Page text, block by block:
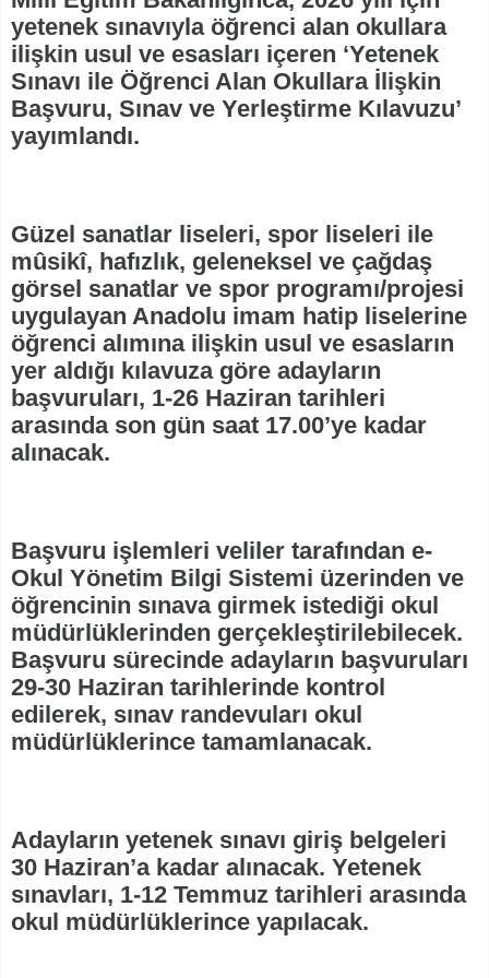
yetenek sınavıyla öğrenci alan okullara
ilişkin usul ve esasları içeren ‘Yetenek
Sınavı ile Öğrenci Alan Okullara İlişkin
Başvuru, Sınav ve Yerleştirme Kılavuzu’
yayımlandı.
Güzel sanatlar liseleri, spor liseleri ile
mûsikî, hafızlık, geleneksel ve çağdaş
görsel sanatlar ve spor programı/projesi
uygulayan Anadolu imam hatip liselerine
öğrenci alımına ilişkin usul ve esasların
yer aldığı kılavuza göre adayların
başvuruları, 1-26 Haziran tarihleri
arasında son gün saat 17.00’ye kadar
alınacak.
Başvuru işlemleri veliler tarafından e-
Okul Yönetim Bilgi Sistemi üzerinden ve
öğrencinin sınava girmek istediği okul
müdürlüklerinden gerçekleştirilebilecek.
Başvuru sürecinde adayların başvuruları
29-30 Haziran tarihlerinde kontrol
edilerek, sınav randevuları okul
müdürlüklerince tamamlanacak.
Adayların yetenek sınavı giriş belgeleri
30 Haziran’a kadar alınacak. Yetenek
sınavları, 1-12 Temmuz tarihleri arasında
okul müdürlüklerince yapılacak.